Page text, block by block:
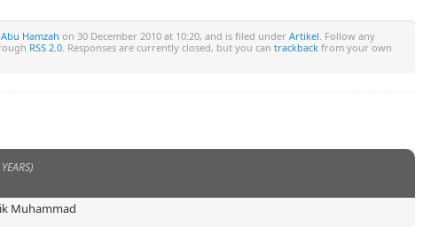
Abu Hamzah on 30 December 2010 at 10:20, and is filed under Artikel . Follow any
RSS 2.0 . Responses are currently closed, but you can trackback from your own
Muhammad